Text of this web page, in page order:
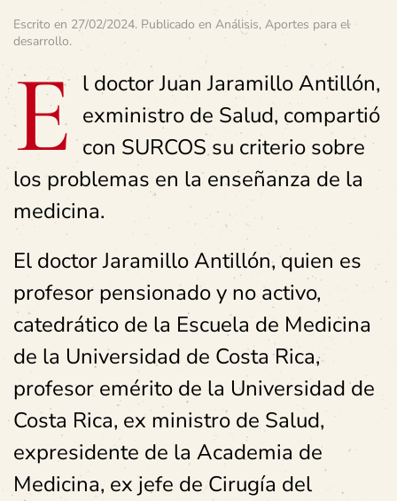
Escrito en 27/02/2024. Publicado en Análisis, Aportes para el
desarrollo.
E l doctor Juan Jaramillo Antillón,
exministro de Salud, compartió
con SURCOS su criterio sobre
los problemas en la enseñanza de la
medicina.
El doctor Jaramillo Antillón, quien es
profesor pensionado y no activo,
catedrático de la Escuela de Medicina
de la Universidad de Costa Rica,
profesor emérito de la Universidad de
Costa Rica, ex ministro de Salud,
expresidente de la Academia de
Medicina, ex jefe de Cirugía del